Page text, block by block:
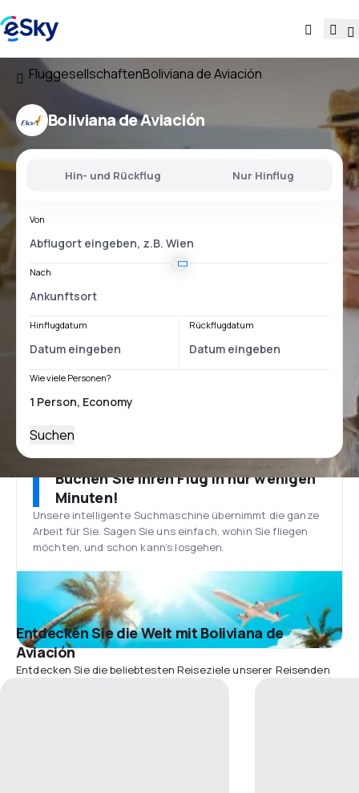
FluggesellschaftenBoliviana de Aviación
Boliviana de Aviación
Hin- und Rückflug Nur Hinflug
Von
Nach
Hinflugdatum Rückflugdatum
Wie viele Personen?
Suchen
Buchen Sie Ihren Flug in nur wenigen
Minuten!
Unsere intelligente Suchmaschine übernimmt die ganze
Arbeit für Sie. Sagen Sie uns einfach, wohin Sie fliegen
möchten, und schon kann’s losgehen.
Entdecken Sie die Welt mit Boliviana de
Aviación
Entdecken Sie die beliebtesten Reiseziele unserer Reisenden